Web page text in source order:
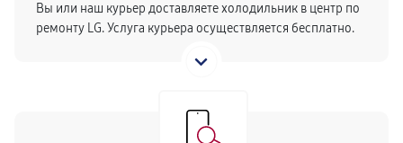
Вы или наш курьер доставляете холодильник в центр по
ремонту LG. Услуга курьера осуществляется бесплатно.